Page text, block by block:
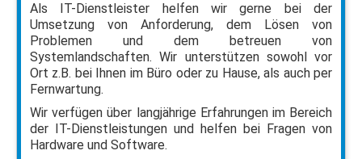
Als IT-Dienstleister helfen wir gerne bei der
Umsetzung von Anforderung, dem Lösen von
Problemen und dem betreuen von
Systemlandschaften. Wir unterstützen sowohl vor
Ort z.B. bei Ihnen im Büro oder zu Hause, als auch per
Fernwartung.
Wir verfügen über langjährige Erfahrungen im Bereich
der IT-Dienstleistungen und helfen bei Fragen von
Hardware und Software.